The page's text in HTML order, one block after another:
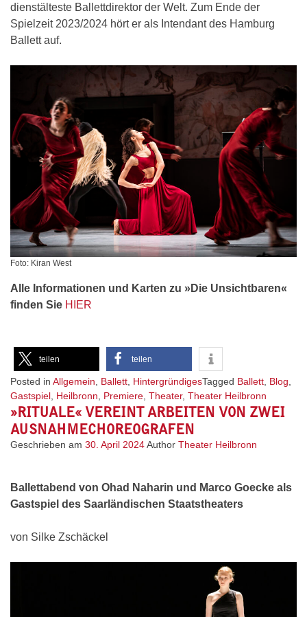
dienstälteste Ballettdirektor der Welt. Zum Ende der
Spielzeit 2023/2024 hört er als Intendant des Hamburg
Ballett auf.
Foto: Kiran West
Alle Informationen und Karten zu »Die Unsichtbaren«
finden Sie HIER
teilen teilen
Posted in Allgemein Ballett HintergründigesTagged Ballett Blog
Gastspiel Heilbronn Premiere Theater, Theater Heilbronn
»RITUALE« VEREINT ARBEITEN VON ZWEI
AUSNAHMECHOREOGRAFEN
Geschrieben am 30. April 2024Author Theater Heilbronn
Ballettabend von Ohad Naharin und Marco Goecke als
Gastspiel des Saarländischen Staatstheaters
von Silke Zschäckel